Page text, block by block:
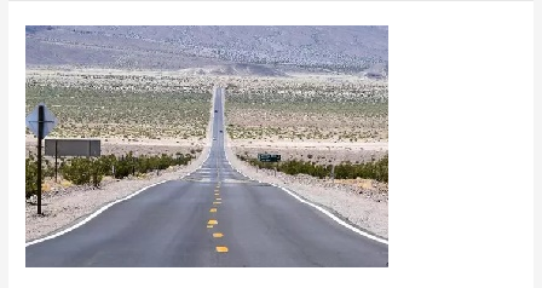
Como
evitar
que
ruas
e
trilhos
derretam
no
calor
extremo